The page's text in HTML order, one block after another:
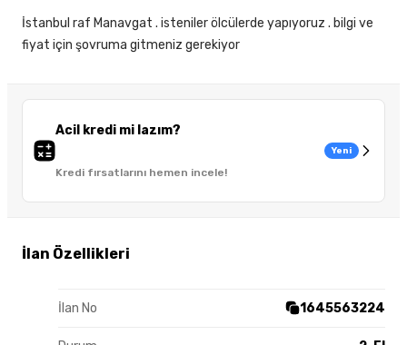
Acil kredi mi lazım?
Kredi fırsatlarını hemen incele!
Yeni
İlan Özellikleri
İlan No 1645563224
İstanbul raf Manavgat . isteniler ölcülerde yapıyoruz . bilgi ve
fiyat için şovruma gitmeniz gerekiyor